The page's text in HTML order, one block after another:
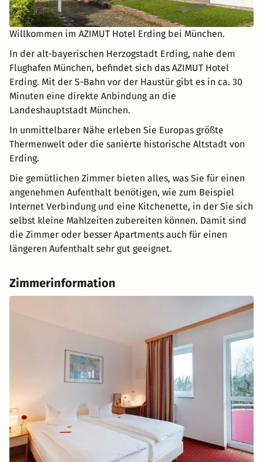
Willkommen im AZIMUT Hotel Erding bei München.
In der alt-bayerischen Herzogstadt Erding, nahe dem
Flughafen München, befindet sich das AZIMUT Hotel
Erding. Mit der S-Bahn vor der Haustür gibt es in ca. 30
Minuten eine direkte Anbindung an die
Landeshauptstadt München.
In unmittelbarer Nähe erleben Sie Europas größte
Thermenwelt oder die sanierte historische Altstadt von
Erding.
Die gemütlichen Zimmer bieten alles, was Sie für einen
angenehmen Aufenthalt benötigen, wie zum Beispiel
Internet Verbindung und eine Kitchenette, in der Sie sich
selbst kleine Mahlzeiten zubereiten können. Damit sind
die Zimmer oder besser Apartments auch für einen
längeren Aufenthalt sehr gut geeignet.
Zimmerinformation